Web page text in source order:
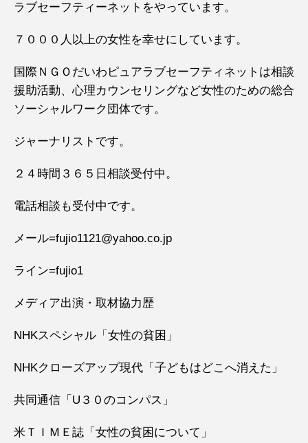
ラブセーフティーネットをやっています。
７０００人以上の女性を幸せにしています。
国際ＮＧＯだいわピュアラブセーフティネットは相談
援助活動、心理カウンセリングなど女性のための総合
ソーシャルワーク団体です。
ジャーナリストです。
２４時間３６５日相談受付中。
電話相談も受付中です。
メール=fujio1121@yahoo.co.jp
ライン=fujio1
メディア出演・取材協力歴
NHKスペシャル「女性の貧困」
NHKクローズアップ現代「子どもはどこへ消えた」
共同通信「U３０のコンパス」
米ＴＩＭＥ誌「女性の貧困について」